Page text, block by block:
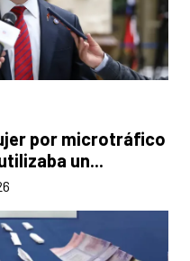
por microtráfico
un...